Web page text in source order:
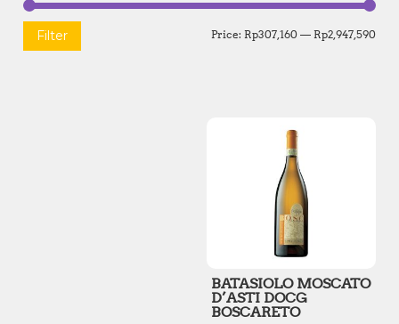
M
M
Filter Price: Rp307,160— Rp2,947,590
BATASIOLO MOSCATO
D’ASTI DOCG
BOSCARETO